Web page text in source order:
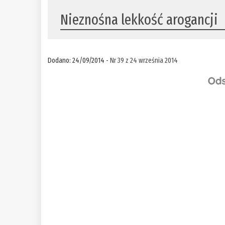
Nieznośna lekkość arogancji
Dodano: 24/09/2014 -Nr 39 z 24 września 2014